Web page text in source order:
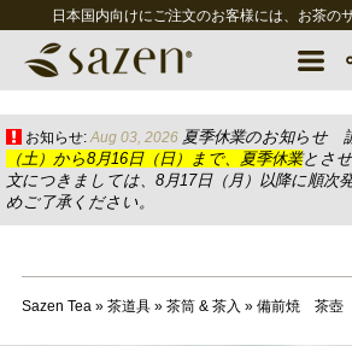
日本国内向けにご注文のお客様には、お茶の
お知らせ: Aug 03, 2026 夏季休業のお知らせ
（土）から8月16日（日）まで、夏季休業とさ
文につきましては、8月17日（月）以降に順次
めご了承ください。
Sazen Tea» 茶道具» 茶筒 & 茶入 » 備前焼 茶壺